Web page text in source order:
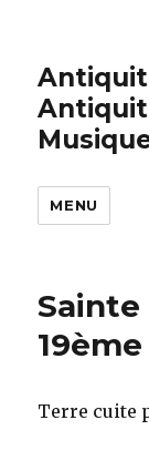
MENU
Terre cuite